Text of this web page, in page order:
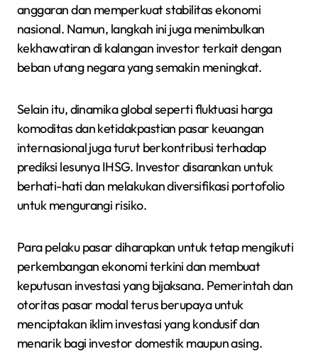
anggaran dan memperkuat stabilitas ekonomi
nasional. Namun, langkah ini juga menimbulkan
kekhawatiran di kalangan investor terkait dengan
beban utang negara yang semakin meningkat.
Selain itu, dinamika global seperti fluktuasi harga
komoditas dan ketidakpastian pasar keuangan
internasional juga turut berkontribusi terhadap
prediksi lesunya IHSG. Investor disarankan untuk
berhati-hati dan melakukan diversifikasi portofolio
untuk mengurangi risiko.
Para pelaku pasar diharapkan untuk tetap mengikuti
perkembangan ekonomi terkini dan membuat
keputusan investasi yang bijaksana. Pemerintah dan
otoritas pasar modal terus berupaya untuk
menciptakan iklim investasi yang kondusif dan
menarik bagi investor domestik maupun asing.